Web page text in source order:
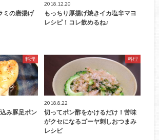
ミの唐揚げ
2018.12.20
もっちり厚揚げ焼きイカ塩辛マヨ
レシピ！コレ飲めるね♪
料理
み豚足ポン
料理
2018.8.22
切ってポン酢をかけるだけ！苦味
がクセになるゴーヤ刺しおつまみ
レシピ